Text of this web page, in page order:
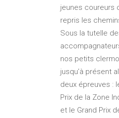
jeunes coureurs
repris les
Sous la tutelle
nos petits
jusqu’à présent
deux épreuves :
Prix de la Zone
et le Grand Prix